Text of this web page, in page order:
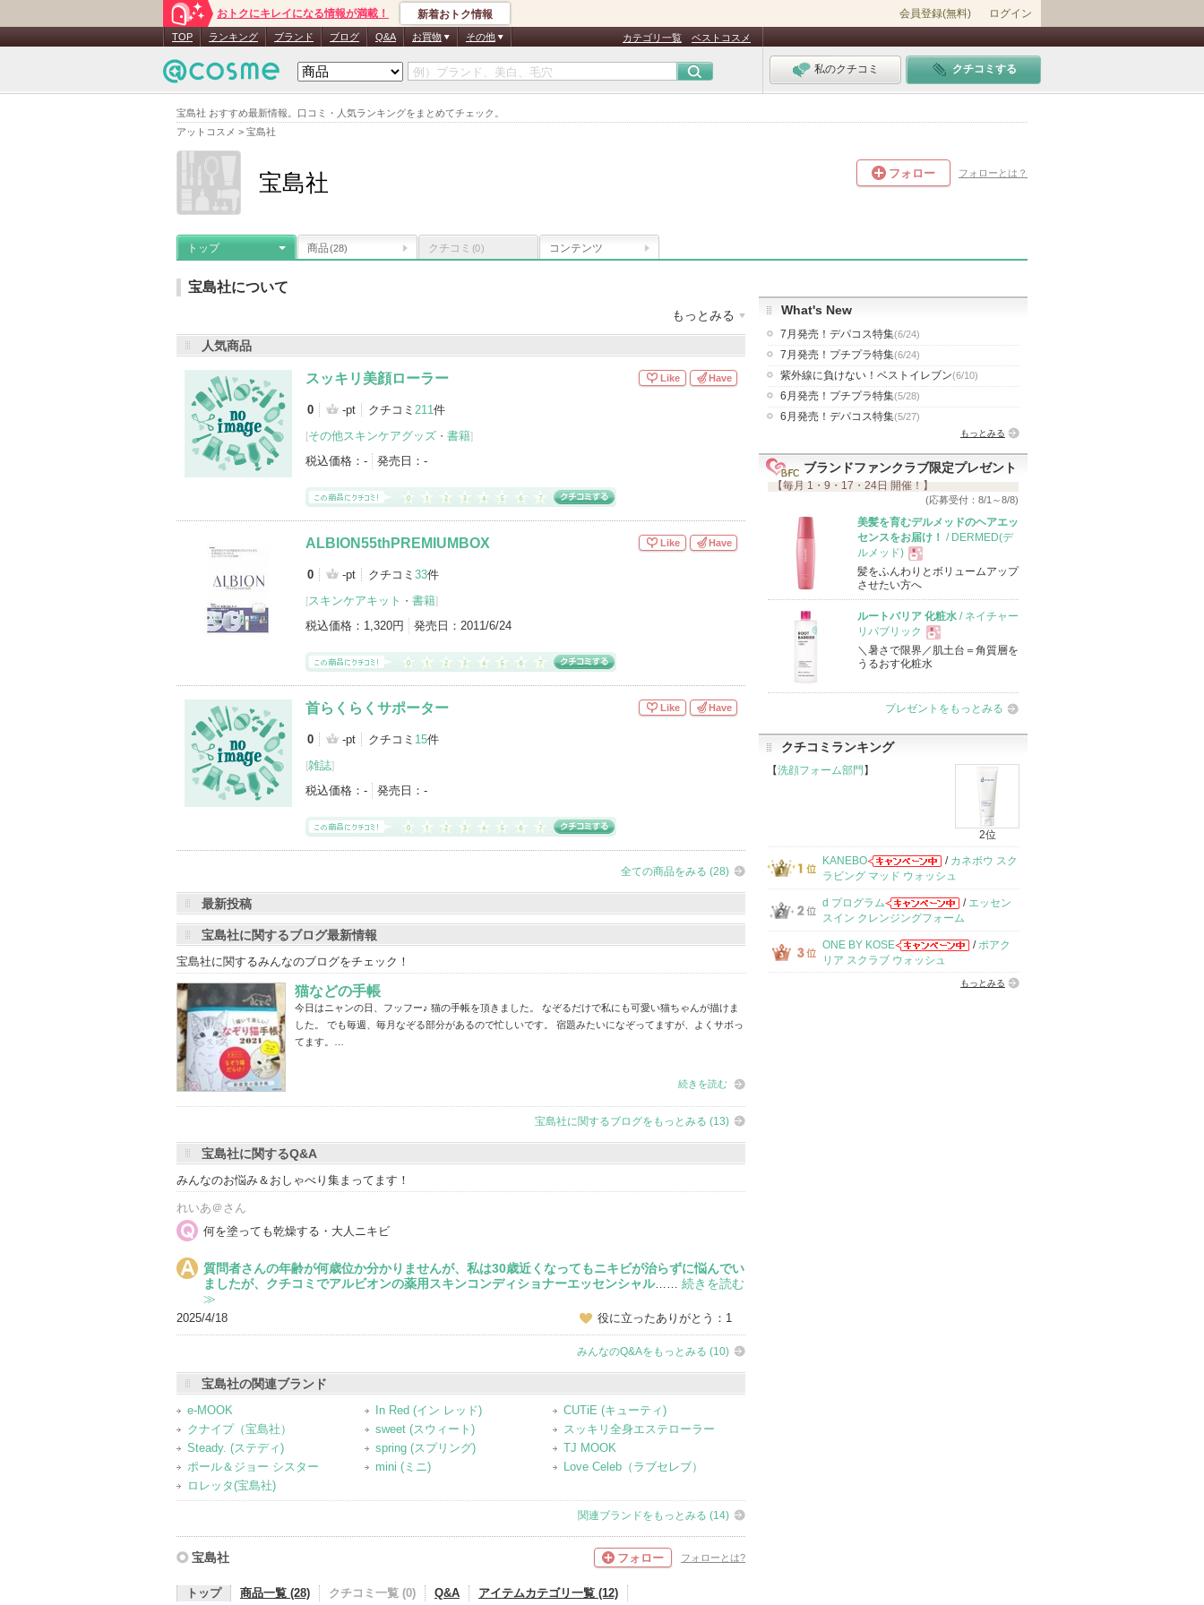
宝島社 おすすめ最新情報。口コミ・人気ランキングをまとめてチェック。
アットコスメ > 宝島社
おトクにキレイになる情報が満載！ 新着おトク情報 会員登録(無料) ログイン
TOP ランキング ブランド ブログ Q&A お買物 その他 カテゴリ一覧 ベストコスメ
私のクチコミ クチコミする
宝島社 フォロー フォローとは？
トップ 商品(28) クチコミ (0) コンテンツ
宝島社について
もっとみる
メーカー名：
宝島社の登録商品 (28件)
登録アイテムカテゴリ
書籍（17） 雑誌（6） その他スキンケアグッズ（4）
パウダーアイシャドウ（1）
その他（1）
スキンケアキット（1）
アイテムカテゴリをもっとみる (12)
人気商品
スッキリ美顔ローラー
0 -pt クチコミ 211件
[その他スキンケアグッズ ・ 書籍]
税込価格： - 発売日： -
Like Have
ALBION55thPREMIUMBOX
0 -pt クチコミ 33件
[スキンケアキット ・ 書籍]
税込価格： 1,320円 発売日： 2011/6/24
Like Have
首らくらくサポーター
0 -pt クチコミ 15件
[雑誌]
税込価格： - 発売日： -
Like Have
全ての商品をみる (28)
最新投稿
宝島社に関するブログ最新情報
宝島社に関するみんなのブログをチェック！
猫などの手帳
今日はニャンの日、フッフー♪ 猫の手帳を頂きました。 なぞるだけで私にも可愛い猫ちゃんが描けま
した。 でも毎週、毎月なぞる部分があるので忙しいです。 宿題みたいになぞってますが、よくサボっ
てます。…
続きを読む
宝島社に関するブログをもっとみる (13)
宝島社に関するQ&A
みんなのお悩み＆おしゃべり集まってます！
れいあ＠さん
何を塗っても乾燥する・大人ニキビ
質問者さんの年齢が何歳位か分かりませんが、私は30歳近くなってもニキビが治らずに悩んでい
ましたが、クチコミでアルビオンの薬用スキンコンディショナーエッセンシャル…… 続きを読む
≫
2025/4/18 役に立ったありがとう：1
みんなのQ&Aをもっとみる (10)
宝島社の関連ブランド
e-MOOK
In Red (イン レッド)
CUTiE (キューティ)
クナイプ（宝島社）
sweet (スウィート)
スッキリ全身エステローラー
Steady. (ステディ)
spring (スプリング)
TJ MOOK
ポール＆ジョー シスター
mini (ミニ)
Love Celeb（ラブセレブ）
ロレッタ(宝島社)
関連ブランドをもっとみる (14)
宝島社 フォロー フォローとは?
トップ 商品一覧 (28) クチコミ一覧 (0) Q&A アイテムカテゴリ一覧 (12)
What's New
7月発売！デパコス特集(6/24)
7月発売！プチプラ特集(6/24)
紫外線に負けない！ベストイレブン(6/10)
6月発売！プチプラ特集(5/28)
6月発売！デパコス特集(5/27)
もっとみる
ブランドファンクラブ限定プレゼント
【毎月 1・9・17・24日 開催！】
(応募受付：8/1～8/8)
美髪を育むデルメッドのヘアエッ
センスをお届け！
/ DERMED(デ
ルメッド)
現
品
髪をふんわりとボリュームアップ
させたい方へ
ルートバリア 化粧水 / ネイチャー
リパブリック
現
品
＼暑さで限界／肌土台＝角質層を
うるおす化粧水
プレゼントをもっとみる
クチコミランキング
【洗顔フォーム部門 】
2位
KANEBO / カネボウ スク
ラビング マッド ウォッシュ
d プログラム / エッセン
スイン クレンジングフォーム
ONE BY KOSE /ポアク
リア スクラブ ウォッシュ
もっとみる